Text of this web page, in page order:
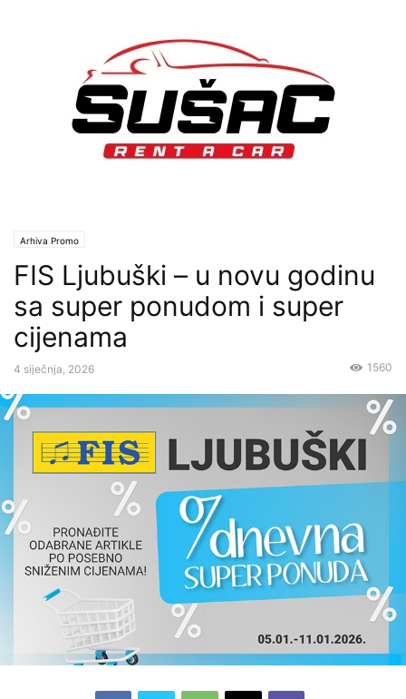
Arhiva Promo
FIS Ljubuški – u novu godinu
sa super ponudom i super
cijenama
4 siječnja, 2026 1560